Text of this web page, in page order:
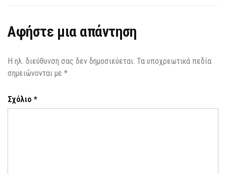
Αφήστε μια απάντηση
Η ηλ. διεύθυνση σας δεν δημοσιεύεται. Τα υποχρεωτικά πεδία
σημειώνονται με *
Σχόλιο *